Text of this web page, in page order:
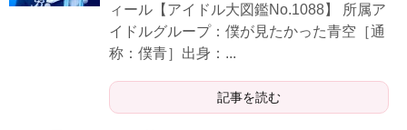
ィール【アイドル大図鑑No.1088】 所属ア
イドルグループ：僕が見たかった青空［通
称：僕青］出身：...
記事を読む